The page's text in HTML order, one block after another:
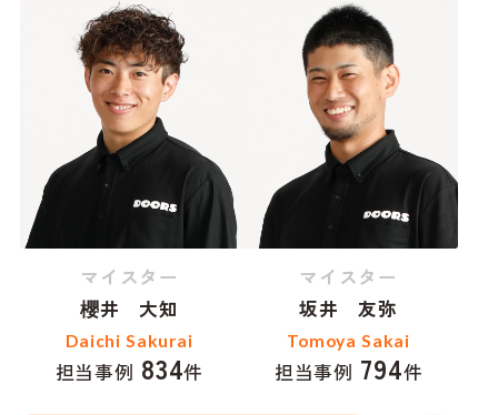
マイスター
櫻井 大知
Daichi Sakurai
担当事例 834件
マイスター
坂井 友弥
Tomoya Sakai
担当事例 794件